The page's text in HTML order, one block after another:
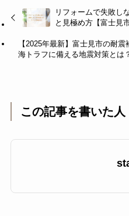
リフォームで失敗し
と見極め方【富士見
【2025年最新】富士見市の耐
海トラフに備える地震対策とは
この記事を書いた人